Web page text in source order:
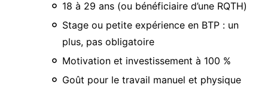
18 à 29 ans (ou bénéficiaire d’une RQTH)
Stage ou petite expérience en BTP : un
plus, pas obligatoire
Motivation et investissement à 100 %
Goût pour le travail manuel et physique